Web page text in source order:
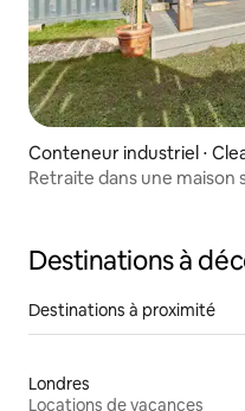
Conteneur industriel ⋅
Retraite dans une maison
Destinations à
Destinations à proximité
Londres
Locations de vacances